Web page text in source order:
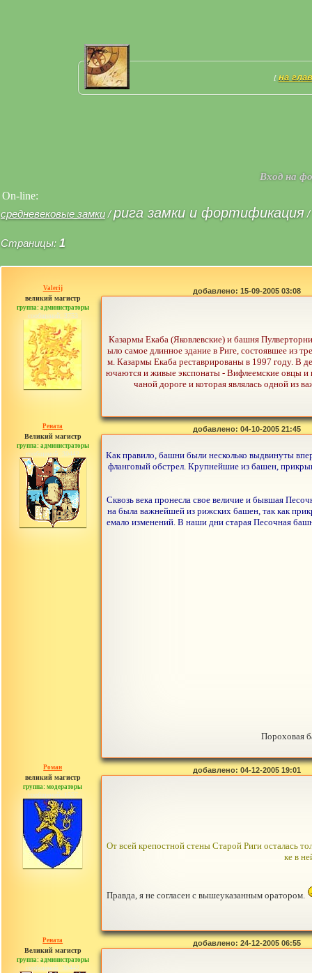
[ на
Вход на
On-line:
средневековые замки /рига замки и фортификация /
Страницы: 1
Valerij
великий магистр
группа: администраторы
сообщений: 3753
добавлено: 15-09-2005 03:08
Казармы Екаба (Яковлевские) и башня
ыло самое длинное здание в Риге, состоявшее из
м. Казармы Екаба реставрированы в 1997 году. В
ючаются и живые экспонаты - Вифлеемские овцы
чаной дороге и которая являлась одной из
Рената
Великий магистр
группа: администраторы
сообщений: 30442
добавлено: 04-10-2005 21:45
Как правило, башни были несколько выдвинуты
фланговый обстрел. Крупнейшие из башен,
Сквозь века пронесла свое величие и бывшая
на была важнейшей из рижских башен, так как
емало изменений. В наши дни старая Песочная
Пороховая
Роман
великий магистр
группа: модераторы
сообщений: 1557
добавлено: 04-12-2005 19:01
От всей крепостной стены Старой Риги осталась
ке в
Правда, я не согласен с вышеуказанным оратором.
Рената
Великий магистр
группа: администраторы
сообщений: 30442
добавлено: 24-12-2005 06:55